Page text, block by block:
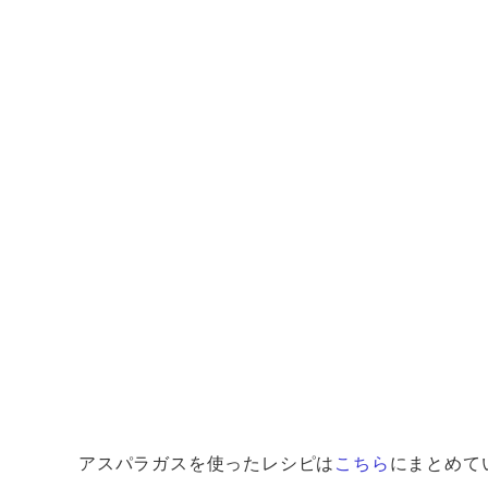
アスパラガスを使ったレシピはこちらにまとめて